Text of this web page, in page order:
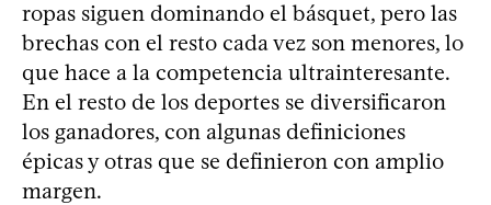
ropas siguen dominando el básquet, pero las
brechas con el resto cada vez son menores, lo
que hace a la competencia ultrainteresante.
En el resto de los deportes se diversificaron
los ganadores, con algunas definiciones
épicas y otras que se definieron con amplio
margen.